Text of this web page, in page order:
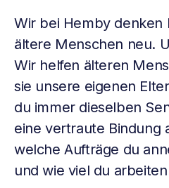
Wir bei Hemby denken
ältere Menschen neu.
Wir helfen älteren
sie unsere eigenen
du immer dieselben
eine vertraute Bindung
welche Aufträge du
und wie viel du